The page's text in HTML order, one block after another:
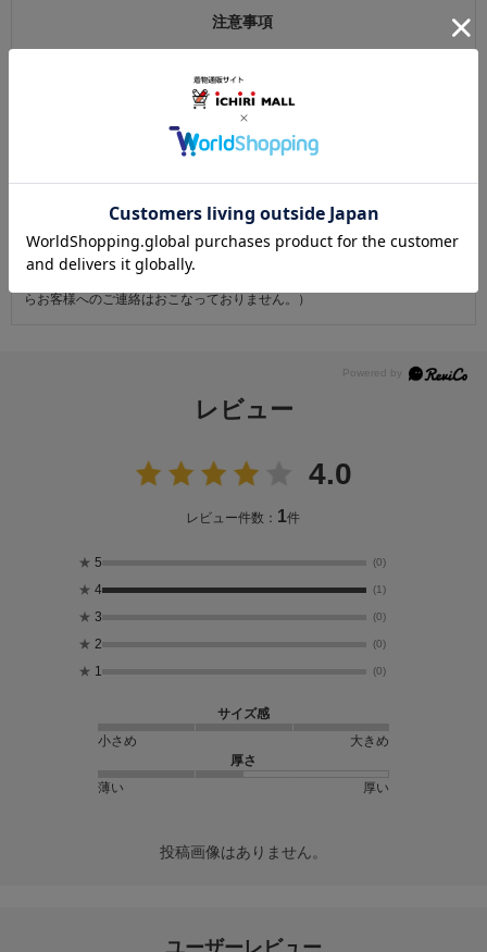
注意事項
返品にかかる送料は無料です。
ただし次に該当するものは返品をお受けできません。
・商品到着後31日以上経過した商品
・1点あたり20万円以上の商品でお客様の寸法にお仕立て済みの場合
ものではございません。あらかじめご了承ください。
・天災・事故などによる交通渋滞や物量増加、異常気象やその他諸事情に
より、指定時間帯にお届けができない場合がございます。
らお客様へのご連絡はおこなっておりません。）
レビュー
4.0
レビュー件数： 1件
★ 5 (0)
★ 4 (1)
★ 3 (0)
★ 2 (0)
★ 1 (0)
サイズ感
小さめ
大きめ
厚さ
薄い
厚い
投稿画像はありません。
ユーザーレビュー